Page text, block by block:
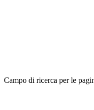
Campo di ricerca per le